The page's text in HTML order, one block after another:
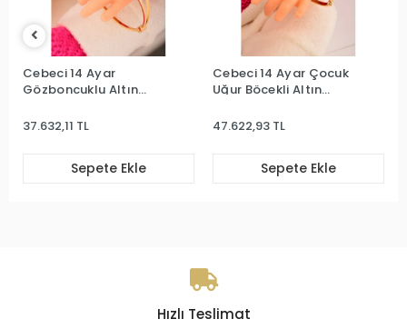
Cebeci 14 Ayar
Gözboncuklu Altın
37.632,11 TL
Sepete Ekle
Cebeci 14 Ayar Çocuk
Uğur Böcekli Altın
47.622,93 TL
Sepete Ekle
Hızlı Teslimat